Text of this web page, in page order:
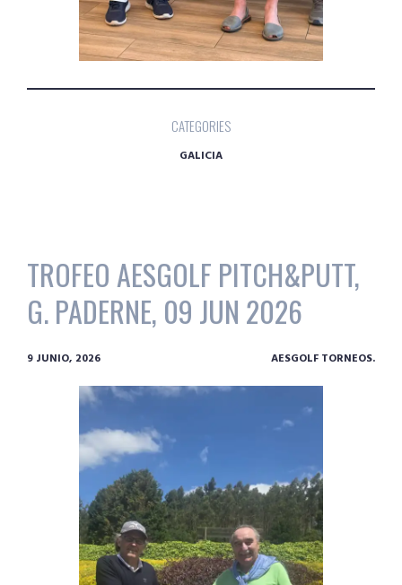
CATEGORIES
GALICIA
TROFEO AESGOLF PITCH&PUTT,
G. PADERNE, 09 JUN 2026
9 JUNIO, 2026 AESGOLF TORNEOS.